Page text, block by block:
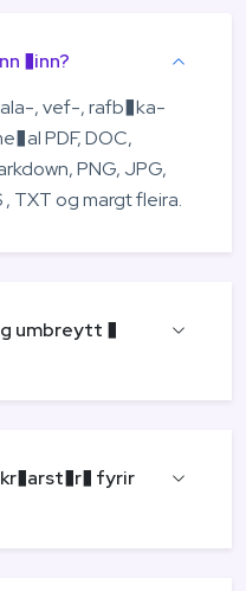
�inn?
, vef-, rafb�ka-
PDF, DOC,
PNG, JPG,
, TXT og margt fleira.
umbreytt �
fyrir